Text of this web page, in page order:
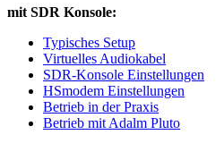
mit SDR Konsole:
Typisches Setup
Virtuelles Audiokabel
SDR-Konsole Einstellungen
HSmodem Einstellungen
Betrieb in der Praxis
Betrieb mit Adalm Pluto